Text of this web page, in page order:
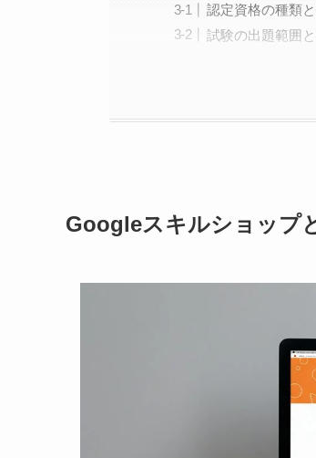
認定資格の種類
試験の出題範囲
Googleスキルショップ